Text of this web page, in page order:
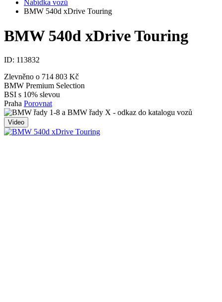
Nabídka vozů
BMW 540d xDrive Touring
BMW 540d xDrive Touring
ID: 113832
Zlevněno o 714 803 Kč
BMW Premium Selection
BSI s 10% slevou
Praha Porovnat
Video